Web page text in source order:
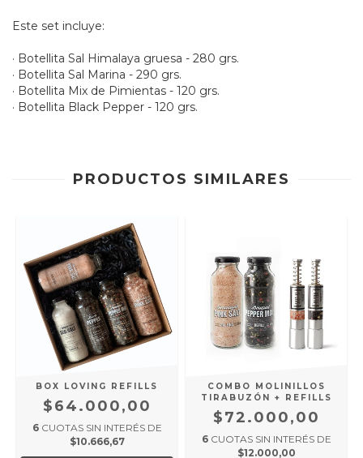
Este set incluye:
· Botellita Sal Himalaya gruesa - 280 grs.
· Botellita Sal Marina - 290 grs.
· Botellita Mix de Pimientas - 120 grs.
· Botellita Black Pepper - 120 grs.
PRODUCTOS SIMILARES
BOX LOVING REFILLS
$64.000,00
6 CUOTAS SIN INTERÉS DE
$10.666,67
COMBO MOLINILLOS
TIRABUZÓN + REFILLS
$72.000,00
6 CUOTAS SIN INTERÉS DE
$12.000,00